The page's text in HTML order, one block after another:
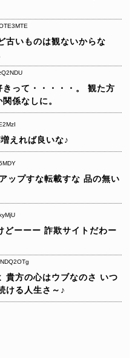
古いものは観ないからな
って・・・・・。
観た方
係なしに。
えれば良いな♪
ップすな転載すな 品の無い
どーーー 詐欺サイトだわー
貴方の心はウブなのさ いつ
ける人生さ～♪